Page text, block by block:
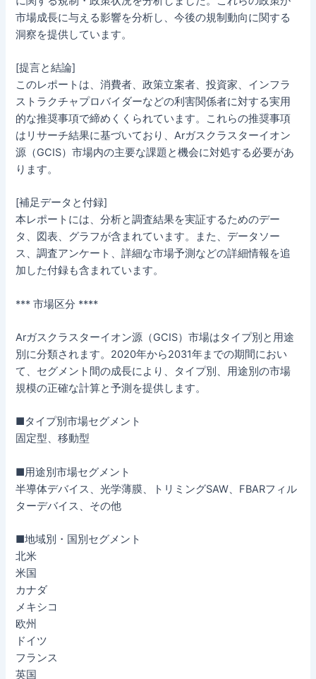
市場成長に与える影響を分析し、今後の規制動向に関する
洞察を提供しています。
[提言と結論]
このレポートは、消費者、政策立案者、投資家、インフラ
ストラクチャプロバイダーなどの利害関係者に対する実用
的な推奨事項で締めくくられています。これらの推奨事項
はリサーチ結果に基づいており、Arガスクラスターイオン
源（GCIS）市場内の主要な課題と機会に対処する必要があ
ります。
[補足データと付録]
本レポートには、分析と調査結果を実証するためのデー
タ、図表、グラフが含まれています。また、データソー
ス、調査アンケート、詳細な市場予測などの詳細情報を追
加した付録も含まれています。
*** 市場区分 ****
Arガスクラスターイオン源（GCIS）市場はタイプ別と用途
別に分類されます。2020年から2031年までの期間におい
て、セグメント間の成長により、タイプ別、用途別の市場
規模の正確な計算と予測を提供します。
■タイプ別市場セグメント
固定型、移動型
■用途別市場セグメント
半導体デバイス、光学薄膜、トリミングSAW、FBARフィル
ターデバイス、その他
■地域別・国別セグメント
北米
米国
カナダ
メキシコ
欧州
ドイツ
フランス
英国